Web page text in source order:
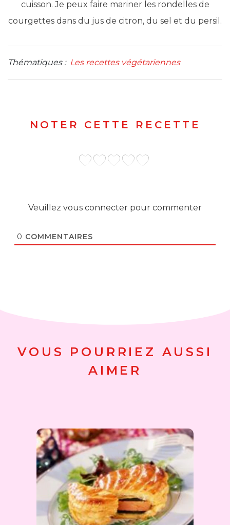
cuisson. Je peux faire mariner les rondelles de
courgettes dans du jus de citron, du sel et du persil.
Thématiques : Les recettes végétariennes
NOTER CETTE RECETTE
Veuillez vous connecter pour commenter
0 COMMENTAIRES
VOUS POURRIEZ AUSSI
AIMER